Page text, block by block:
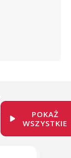
POKAŻ
WSZYSTKIE